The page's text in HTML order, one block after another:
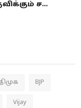
ச...
BJP
Vijay